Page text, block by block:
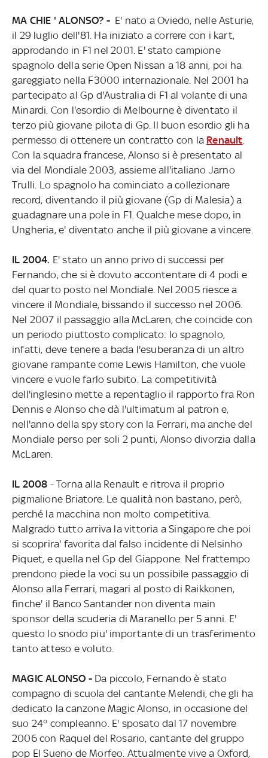
MA CHIE ' ALONSO? -E' nato a Oviedo, nelle Asturie,
il 29 luglio dell'81. Ha iniziato a correre con i kart,
approdando in F1 nel 2001. E' stato campione
spagnolo della serie Open Nissan a 18 anni, poi ha
gareggiato nella F3000 internazionale. Nel 2001 ha
partecipato al Gp d'Australia di F1 al volante di una
Minardi. Con l'esordio di Melbourne è diventato il
terzo più giovane pilota di Gp. Il buon esordio gli ha
permesso di ottenere un contratto con la Renault
Con la squadra francese, Alonso si è presentato al
via del Mondiale 2003, assieme all'italiano Jarno
Trulli. Lo spagnolo ha cominciato a collezionare
record, diventando il più giovane (Gp di Malesia) a
guadagnare una pole in F1. Qualche mese dopo, in
Ungheria, e' diventato anche il più giovane a vincere.
IL 2004. E' stato un anno privo di successi per
Fernando, che si è dovuto accontentare di 4 podi e
del quarto posto nel Mondiale. Nel 2005 riesce a
vincere il Mondiale, bissando il successo nel 2006.
Nel 2007 il passaggio alla McLaren, che coincide con
un periodo piuttosto complicato: lo spagnolo,
infatti, deve tenere a bada l'esuberanza di un altro
giovane rampante come Lewis Hamilton, che vuole
vincere e vuole farlo subito. La competitività
dell'inglesino mette a repentaglio il rapporto fra Ron
Dennis e Alonso che dà l'ultimatum al patron e,
nell'anno della spy story con la Ferrari, ma anche del
Mondiale perso per soli 2 punti, Alonso divorzia dalla
McLaren.
IL 2008 - Torna alla Renault e ritrova il proprio
pigmalione Briatore. Le qualità non bastano, però,
perché la macchina non molto competitiva.
Malgrado tutto arriva la vittoria a Singapore che poi
si scoprira' favorita dal falso incidente di Nelsinho
Piquet, e quella nel Gp del Giappone. Nel frattempo
prendono piede la voci su un possibile passaggio di
Alonso alla Ferrari, magari al posto di Raikkonen,
finche' il Banco Santander non diventa main
sponsor della scuderia di Maranello per 5 anni. E'
questo lo snodo piu' importante di un trasferimento
tanto atteso e voluto.
MAGIC ALONSO -Da piccolo, Fernando è stato
compagno di scuola del cantante Melendi, che gli ha
dedicato la canzone Magic Alonso, in occasione del
suo 24° compleanno. E' sposato dal 17 novembre
2006 con Raquel del Rosario, cantante del gruppo
pop El Sueno de Morfeo. Attualmente vive a Oxford,